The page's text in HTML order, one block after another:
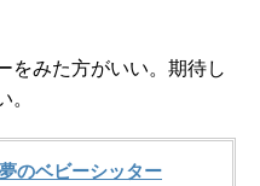
をみた方がいい。期待し
のベビーシッター